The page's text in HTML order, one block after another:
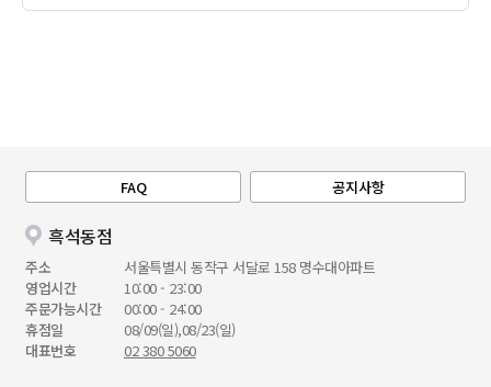
FAQ 공지사항
흑석동점
주소
서울특별시 동작구 서달로 158 명수대아파트
영업시간
10:00 - 23:00
주문가능시간
00:00 - 24:00
휴점일
08/09(일),08/23(일)
대표번호
02 380 5060